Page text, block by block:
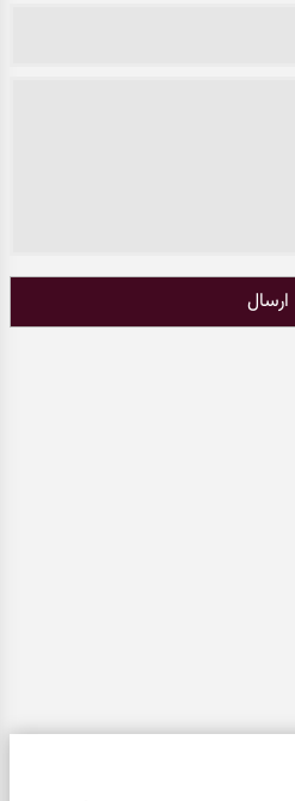
ارسال